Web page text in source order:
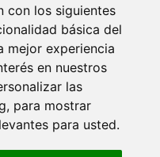
con los siguientes
básica del
mejor experiencia
en nuestros
las
, para mostrar
para usted.